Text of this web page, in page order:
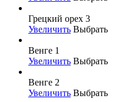
Грецкий орех 3
Увеличить Выбрать
Венге 1
Увеличить Выбрать
Венге 2
Увеличить Выбрать